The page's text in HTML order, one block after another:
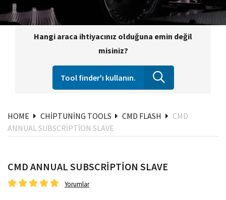
Hangi araca ihtiyacınız olduğuna emin değil
misiniz?
Tool finder'ı kullanın.
HOME CHIPTUNING TOOLS CMD FLASH
CMD
ANNUAL SUBSCRIPTION SLAVE
CMD ANNUAL SUBSCRIPTION SLAVE
Yorumlar